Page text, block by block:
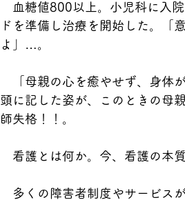
血糖値800以上。小児科に入院
ドを準備し治療を開始した。「
よ」…。
「母親の心を癒やせず、身体
頭に記した姿が、このときの母
師失格！！。
看護とは何か。今、看護の本
多くの障害者制度やサービス